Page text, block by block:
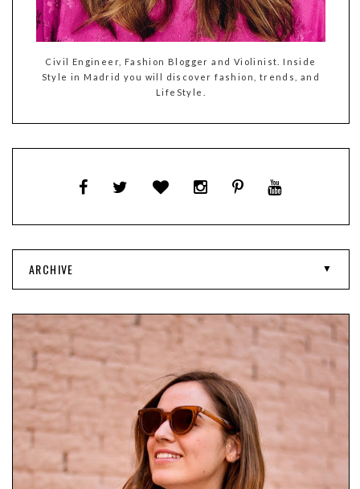
Civil Engineer, Fashion Blogger and Violinist. Inside
Style in Madrid you will discover fashion, trends, and
LifeStyle.
ARCHIVE